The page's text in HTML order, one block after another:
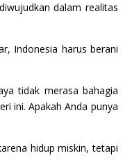
dalam realitas
Indonesia harus berani
tidak merasa bahagia
ini. Apakah Anda punya
hidup miskin, tetapi